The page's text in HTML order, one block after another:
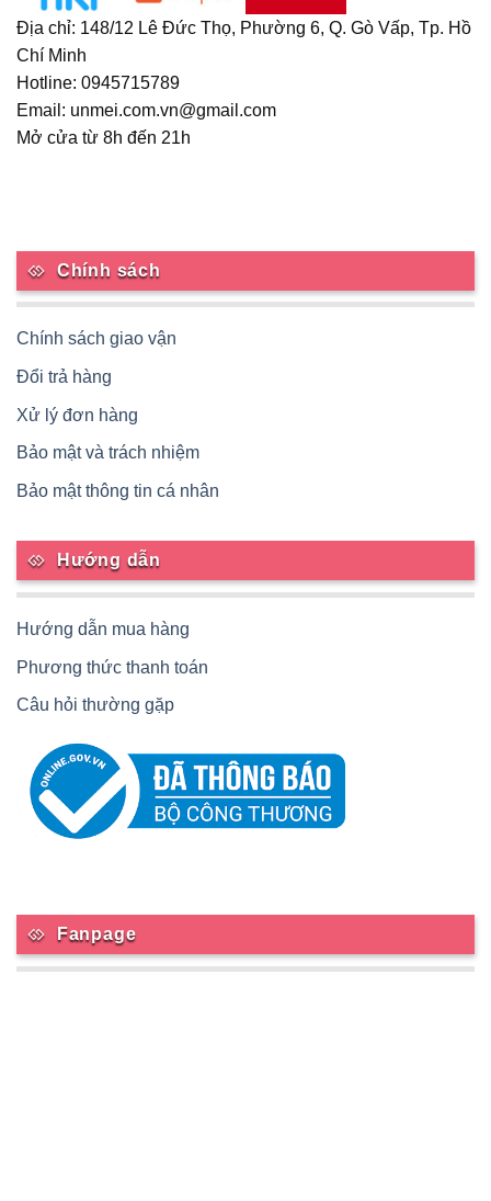
được
Địa chỉ: 148/12 Lê Đức Thọ, Phường 6, Q. Gò Vấp, Tp. Hồ
Chí Minh
Hotline: 0945715789
Email: unmei.com.vn@gmail.com
Mở cửa từ 8h đến 21h
Chính sách
Chính sách giao vận
Đổi trả hàng
Xử lý đơn hàng
Bảo mật và trách nhiệm
Bảo mật thông tin cá nhân
Hướng dẫn
Hướng dẫn mua hàng
Phương thức thanh toán
Câu hỏi thường gặp
Fanpage